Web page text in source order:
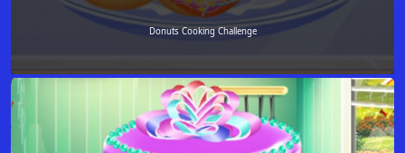
Donuts Cooking Challenge